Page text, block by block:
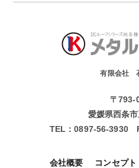
有限会社
〒793-
愛媛県西条
TEL：0897-56-3930
会社概要 コンセプト